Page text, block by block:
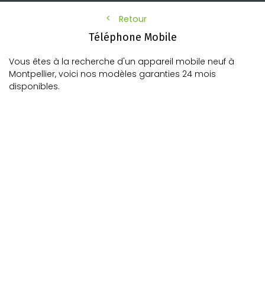
Retour
Téléphone Mobile
Vous êtes à la recherche d'un appareil mobile neuf à
Montpellier, voici nos modèles garanties 24 mois
disponibles.